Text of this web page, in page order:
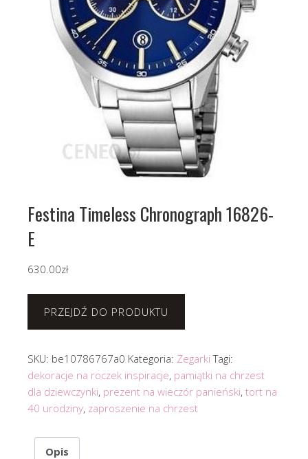
Festina Timeless Chronograph 16826-
E
630.00zł
PRZEJDŹ DO PRODUKTU
SKU: be10786767a0 Kategoria: Zegarki Tagi:
dekoracje na roczek inspiracje, pamiątki na chrzest
dla dziewczynki, prezent na wieczór panieński, tort na
40 urodziny, zaproszenie na chrzest
Opis